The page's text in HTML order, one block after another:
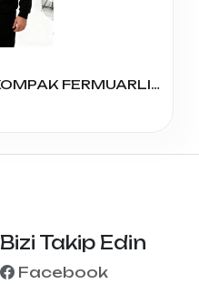
1019 1005 ERKEK 2İP KOMPAK FERMUARLI BATTAL SWEAT
Bizi Takip Edin
Facebook